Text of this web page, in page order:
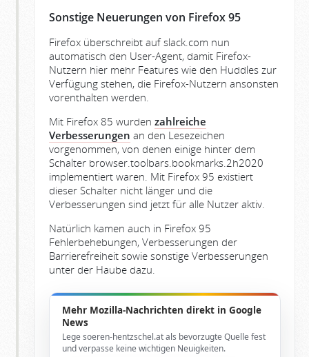
Sonstige Neuerungen von Firefox 95
Firefox überschreibt auf slack.com nun
automatisch den User-Agent, damit Firefox-
Nutzern hier mehr Features wie den Huddles zur
Verfügung stehen, die Firefox-Nutzern ansonsten
vorenthalten werden.
Mit Firefox 85 wurden zahlreiche
Verbesserungen an den Lesezeichen
vorgenommen, von denen einige hinter dem
Schalter browser.toolbars.bookmarks.2h2020
implementiert waren. Mit Firefox 95 existiert
dieser Schalter nicht länger und die
Verbesserungen sind jetzt für alle Nutzer aktiv.
Natürlich kamen auch in Firefox 95
Fehlerbehebungen, Verbesserungen der
Barrierefreiheit sowie sonstige Verbesserungen
unter der Haube dazu.
Mehr Mozilla-Nachrichten direkt in Google
News
Lege soeren-hentzschel.at als bevorzugte Quelle fest
und verpasse keine wichtigen Neuigkeiten.